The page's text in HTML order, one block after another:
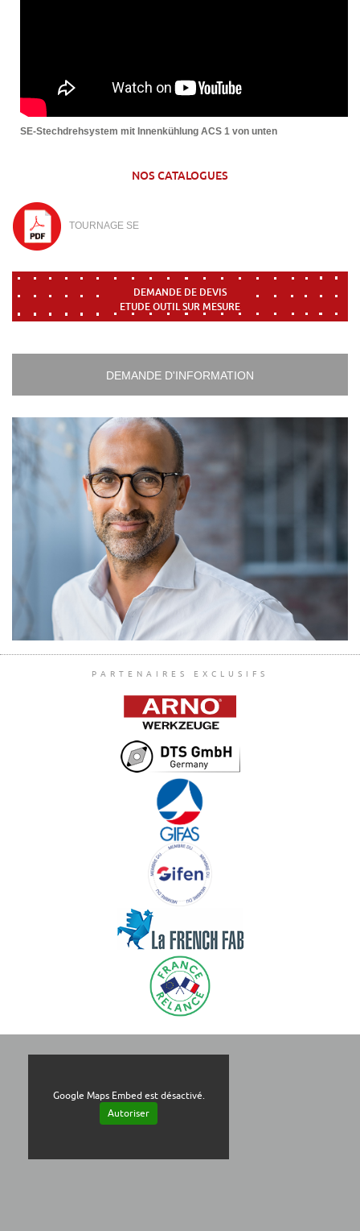
SE-Stechdrehsystem mit Innenkühlung ACS 1 von unten
NOS CATALOGUES
TOURNAGE SE
DEMANDE DE DEVIS
ETUDE OUTIL SUR MESURE
DEMANDE D'INFORMATION
PARTENAIRES EXCLUSIFS
Google Maps Embed est désactivé.
Autoriser